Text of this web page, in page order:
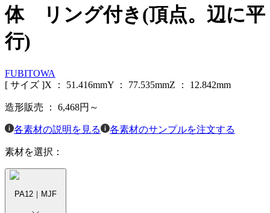
体 リング付き(頂点。辺に平
行)
FUBITOWA
[ サイズ ]X ： 51.416mmY ： 77.535mmZ ： 12.842mm
造形販売 ： 6,468円～
各素材の説明を見る 各素材のサンプルを注文する
素材を選択：
PA12｜MJF